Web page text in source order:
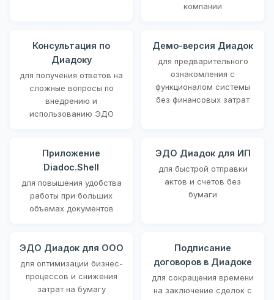
компании
Консультация по
Диадоку
для получения ответов на
сложные вопросы по
внедрению и
использованию ЭДО
Демо-версия Диадок
для предварительного
ознакомления с
функционалом системы
без финансовых затрат
Приложение
Diadoc.Shell
для повышения удобства
работы при больших
объемах документов
ЭДО Диадок для ИП
для быстрой отправки
актов и счетов без
бумаги
ЭДО Диадок для ООО
для оптимизации бизнес-
процессов и снижения
затрат на бумагу
Подписание
договоров в Диадоке
для сокращения времени
на заключение сделок с